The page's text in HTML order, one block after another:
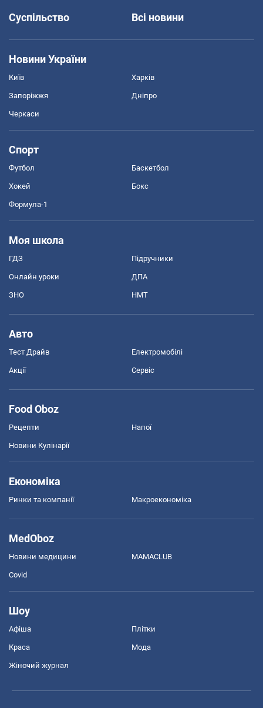
Суспільство
Всі новини
Новини України
Київ Харків
Запоріжжя Дніпро
Черкаси
Спорт
Футбол Баскетбол
Хокей Бокс
Формула-1
Моя школа
ГДЗ Підручники
Онлайн уроки ДПА
ЗНО НМТ
Авто
Тест Драйв Електромобілі
Акції Сервіс
Food Oboz
Рецепти Напої
Новини Кулінарії
Економіка
Ринки та компанії Макроекономіка
MedOboz
Новини медицини MAMACLUB
Covid
Шоу
Афіша Плітки
Краса Мода
Жіночий журнал